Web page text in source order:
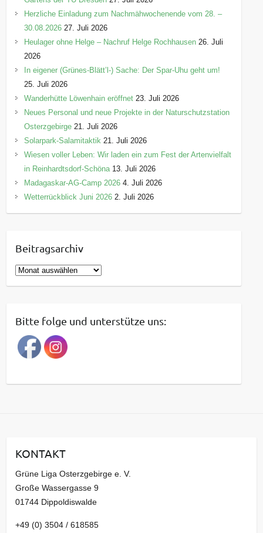
Herzliche Einladung zum Nachmähwochenende vom 28. –
30.08.2026 27. Juli 2026
Heulager ohne Helge – Nachruf Helge Rochhausen 26. Juli
2026
In eigener (Grünes-Blätt’l-) Sache: Der Spar-Uhu geht um!
25. Juli 2026
Wanderhütte Löwenhain eröffnet 23. Juli 2026
Neues Personal und neue Projekte in der Naturschutzstation
Osterzgebirge 21. Juli 2026
Solarpark-Salamitaktik 21. Juli 2026
Wiesen voller Leben: Wir laden ein zum Fest der Artenvielfalt
in Reinhardtsdorf-Schöna 13. Juli 2026
Madagaskar-AG-Camp 2026 4. Juli 2026
Wetterrückblick Juni 2026 2. Juli 2026
Beitragsarchiv
B
e
r
a
g
a
v
Bitte folge und unterstütze uns:
KONTAKT
Grüne Liga Osterzgebirge e. V.
Große Wassergasse 9
01744 Dippoldiswalde
+49 (0) 3504 / 618585